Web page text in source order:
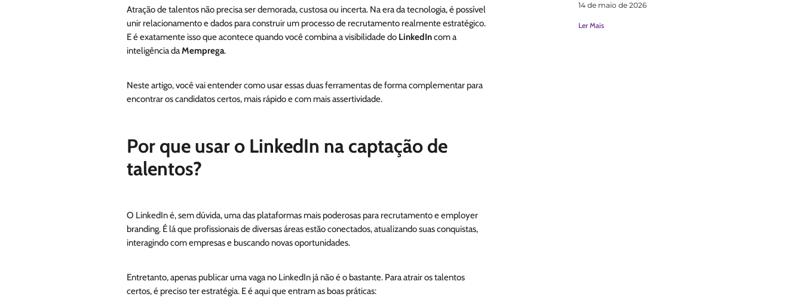
Atração de talentos não precisa ser demorada, custosa ou incerta. Na era da tecnologia, é possível
unir relacionamento e dados para construir um processo de recrutamento realmente estratégico.
E é exatamente isso que acontece quando você combina a visibilidade do LinkedIncom a
inteligência daMemprega.
Neste artigo, você vai entender como usar essas duas ferramentas de forma complementar para
encontrar os candidatos certos, mais rápido e com mais assertividade.
Por que usar o LinkedIn na captação de
talentos?
O LinkedIn é, sem dúvida, uma das plataformas mais poderosas para recrutamento e employer
branding. É lá que profissionais de diversas áreas estão conectados, atualizando suas conquistas,
interagindo com empresas e buscando novas oportunidades.
Entretanto, apenas publicar uma vaga no LinkedIn já não é o bastante. Para atrair os talentos
certos, é preciso ter estratégia. E é aqui que entram as boas práticas:
14 de maio de 2026
Ler Mais